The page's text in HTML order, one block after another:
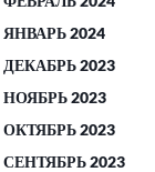
ЯНВАРЬ 2024
ДЕКАБРЬ 2023
НОЯБРЬ 2023
ОКТЯБРЬ 2023
СЕНТЯБРЬ 2023